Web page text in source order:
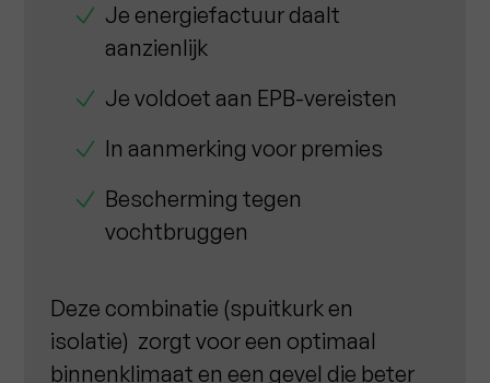
Je energiefactuur daalt
aanzienlijk
Je voldoet aan EPB-vereisten
In aanmerking voor premies
Bescherming tegen
vochtbruggen
Deze combinatie (spuitkurk en
isolatie) zorgt voor een optimaal
binnenklimaat en een gevel die beter